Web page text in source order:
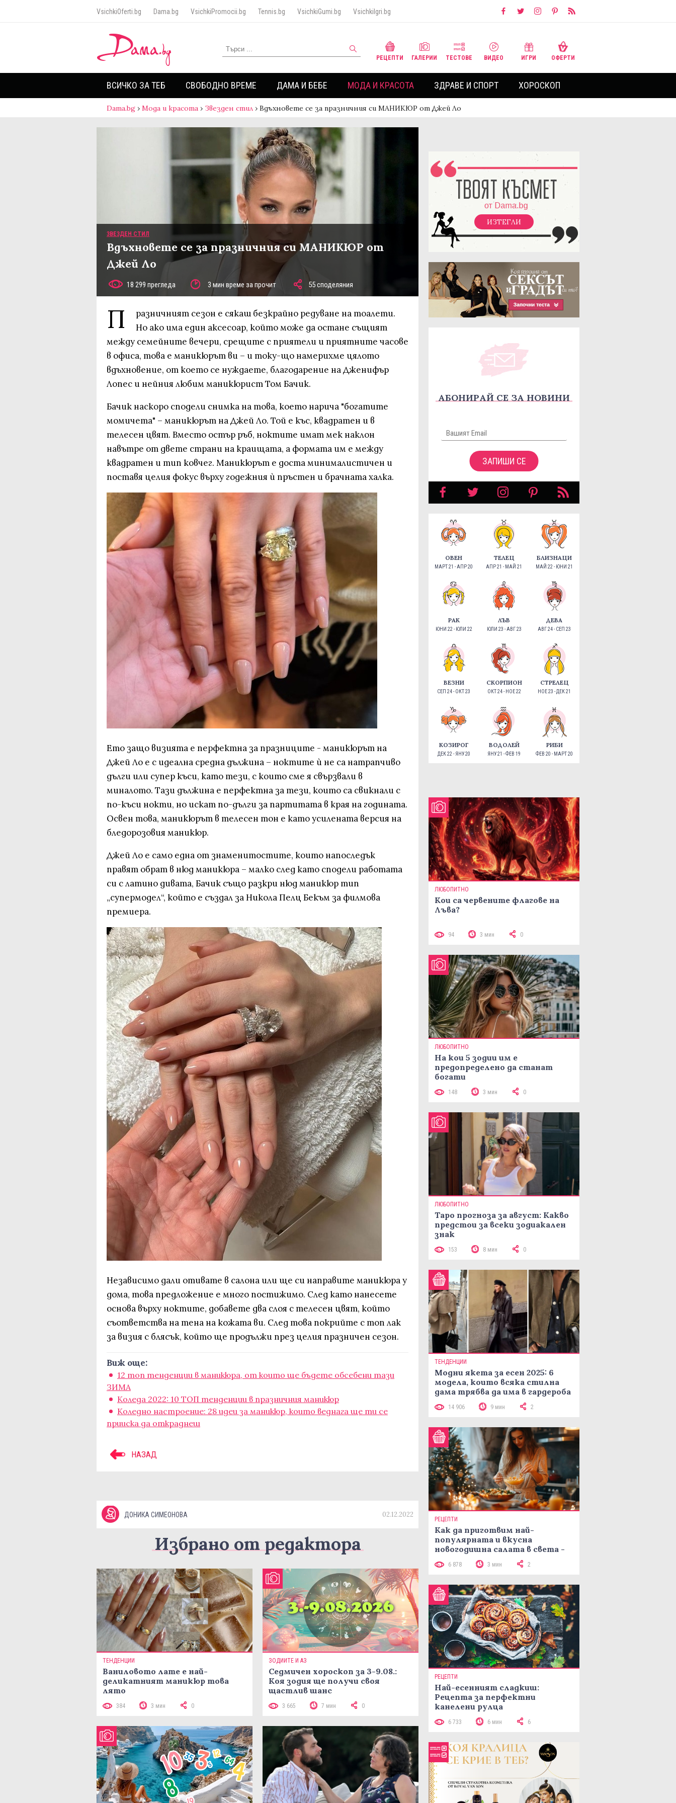
VsichkiOferti.bg Dama.bg VsichkiPromocii.bg Tennis.bg VsichkiGumi.bg VsichkiIgri.bg
РЕЦЕПТИ ГАЛЕРИИ ТЕСТОВЕ ВИДЕО ИГРИ ОФЕРТИ
ВСИЧКО ЗА ТЕБ СВОБОДНО ВРЕМЕ ДАМА И БЕБЕ МОДА И КРАСОТА ЗДРАВЕ И СПОРТ ХОРОСКОП
Dama.bg › Мода и красота › Звезден стил › Вдъхновете се за празничния си МАНИКЮР от Джей Ло
ЗВЕЗДЕН СТИЛ
Вдъхновете се за празничния си МАНИКЮР от
Джей Ло
18 299 прегледа 3 мин време за прочит 55 споделяния
П
разничният сезон е сякаш безкрайно редуване на тоалети.
Но ако има един аксесоар, който може да остане същият
между семейните вечери, срещите с приятели и приятните часове
в офиса, това е маникюрът ви – и току-що намерихме цялото
вдъхновение, от което се нуждаете, благодарение на Дженифър
Лопес и нейния любим маникюрист Том Бачик.
Бачик наскоро сподели снимка на това, което нарича "богатите
момичета" – маникюрът на Джей Ло. Той е къс, квадратен и в
телесен цвят. Вместо остър ръб, ноктите имат мек наклон
навътре от двете страни на краищата, а формата им е между
квадратен и тип ковчег. Маникюрът е доста минималистичен и
поставя целия фокус върху годежния ѝ пръстен и брачната халка.
Ето защо визията е перфектна за празниците - маникюрът на
Джей Ло е с идеална средна дължина – ноктите ѝ не са натрапчиво
дълги или супер къси, като тези, с които сме я свързвали в
миналото. Тази дължина е перфектна за тези, които са свикнали с
по-къси нокти, но искат по-дълги за партитата в края на годината.
Освен това, маникюрът в телесен тон е като усилената версия на
бледорозовия маникюр.
Джей Ло е само една от знаменитостите, които напоследък
правят обрат в нюд маникюра – малко след като сподели работата
си с латино дивата, Бачик също разкри нюд маникюр тип
„супермодел“, който е създал за Никола Пелц Бекъм за филмова
премиера.
Независимо дали отивате в салона или ще си направите маникюра у
дома, това предложение е много постижимо. След като нанесете
основа върху ноктите, добавете два слоя с телесен цвят, който
съответства на тена на кожата ви. След това покрийте с топ лак
за визия с блясък, който ще продължи през целия празничен сезон.
Виж още:
12 топ тенденции в маникюра, от които ще бъдете обсебени тази
ЗИМА
Коледа 2022: 10 ТОП тенденции в празничния маникюр
Коледно настроение: 28 идеи за маникюр, които веднага ще ти се
прииска да откраднеш
НАЗАД
ДОНИКА СИМЕОНОВА 02.12.2022
Избрано от редактора
ТЕНДЕНЦИИ
Ваниловото лате е най-
деликатният маникюр това
лято
384 3 мин 0
ЗОДИИТЕ И АЗ
Седмичен хороскоп за 3-9.08.:
Коя зодия ще получи своя
щастлив шанс
3 665 7 мин 0
ИЗТЕГЛИ
АБОНИРАЙ СЕ ЗА НОВИНИ
ЗАПИШИ СЕ
ОВЕН
МАРТ 21 - АПР 20
ТЕЛЕЦ
АПР 21 - МАЙ 21
БЛИЗНАЦИ
МАЙ 22 - ЮНИ 21
РАК
ЮНИ 22 - ЮЛИ 22
ЛЪВ
ЮЛИ 23 - АВГ 23
ДЕВА
АВГ 24 - СЕП 23
ВЕЗНИ
СЕП 24 - ОКТ 23
СКОРПИОН
ОКТ 24 - НОЕ 22
СТРЕЛЕЦ
НОЕ 23 - ДЕК 21
КОЗИРОГ
ДЕК 22 - ЯНУ 20
ВОДОЛЕЙ
ЯНУ 21 - ФЕВ 19
РИБИ
ФЕВ 20 - МАРТ 20
ЛЮБОПИТНО
Кои са червените флагове на
Лъва?
94 3 мин 0
ЛЮБОПИТНО
На кои 5 зодии им е
предопределено да станат
богати
148 3 мин 0
ЛЮБОПИТНО
Таро прогноза за август: Какво
предстои за всеки зодиакален
знак
153 8 мин 0
ТЕНДЕНЦИИ
Модни якета за есен 2025: 6
модела, които всяка стилна
дама трябва да има в гардероба
14 906 9 мин 2
РЕЦЕПТИ
Как да приготвим най-
популярната и вкусна
новогодишна салата в света -
рецепта Мимоза
6 878 3 мин 2
РЕЦЕПТИ
Най-есенният сладкиш:
Рецепта за перфектни
канелени рулца
6 733 6 мин 6